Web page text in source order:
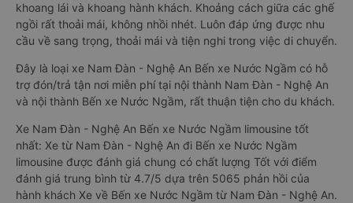
khoang lái và khoang hành khách. Khoảng cách giữa các ghế
ngồi rất thoải mái, không nhồi nhét. Luôn đáp ứng được nhu
cầu về sang trọng, thoải mái và tiện nghi trong việc di chuyển.
Đây là loại xe Nam Đàn - Nghệ An Bến xe Nước Ngầm có hỗ
trợ đón/trả tận nơi miễn phí tại nội thành Nam Đàn - Nghệ An
và nội thành Bến xe Nước Ngầm, rất thuận tiện cho du khách.
Xe Nam Đàn - Nghệ An Bến xe Nước Ngầm limousine tốt
nhất: Xe từ Nam Đàn - Nghệ An đi Bến xe Nước Ngầm
limousine được đánh giá chung có chất lượng Tốt với điểm
đánh giá trung bình từ 4.7/5 dựa trên 5065 phản hồi của
hành khách Xe về Bến xe Nước Ngầm từ Nam Đàn - Nghệ An.